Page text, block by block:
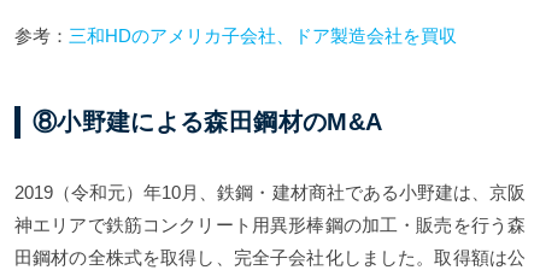
参考： 三和HDのアメリカ子会社、ドア製造会社を買収
⑧小野建による森田鋼材のM&A
2019（令和元）年10月、鉄鋼・建材商社である小野建は、京阪
神エリアで鉄筋コンクリート用異形棒鋼の加工・販売を行う森
田鋼材の全株式を取得し、完全子会社化しました。取得額は公